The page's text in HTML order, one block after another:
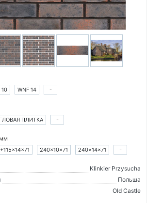
10 WNF 14 -
ПЛИТКА -
240×10×71 240×14×71 -
Klinkier Przysucha
Польша
Old Castle